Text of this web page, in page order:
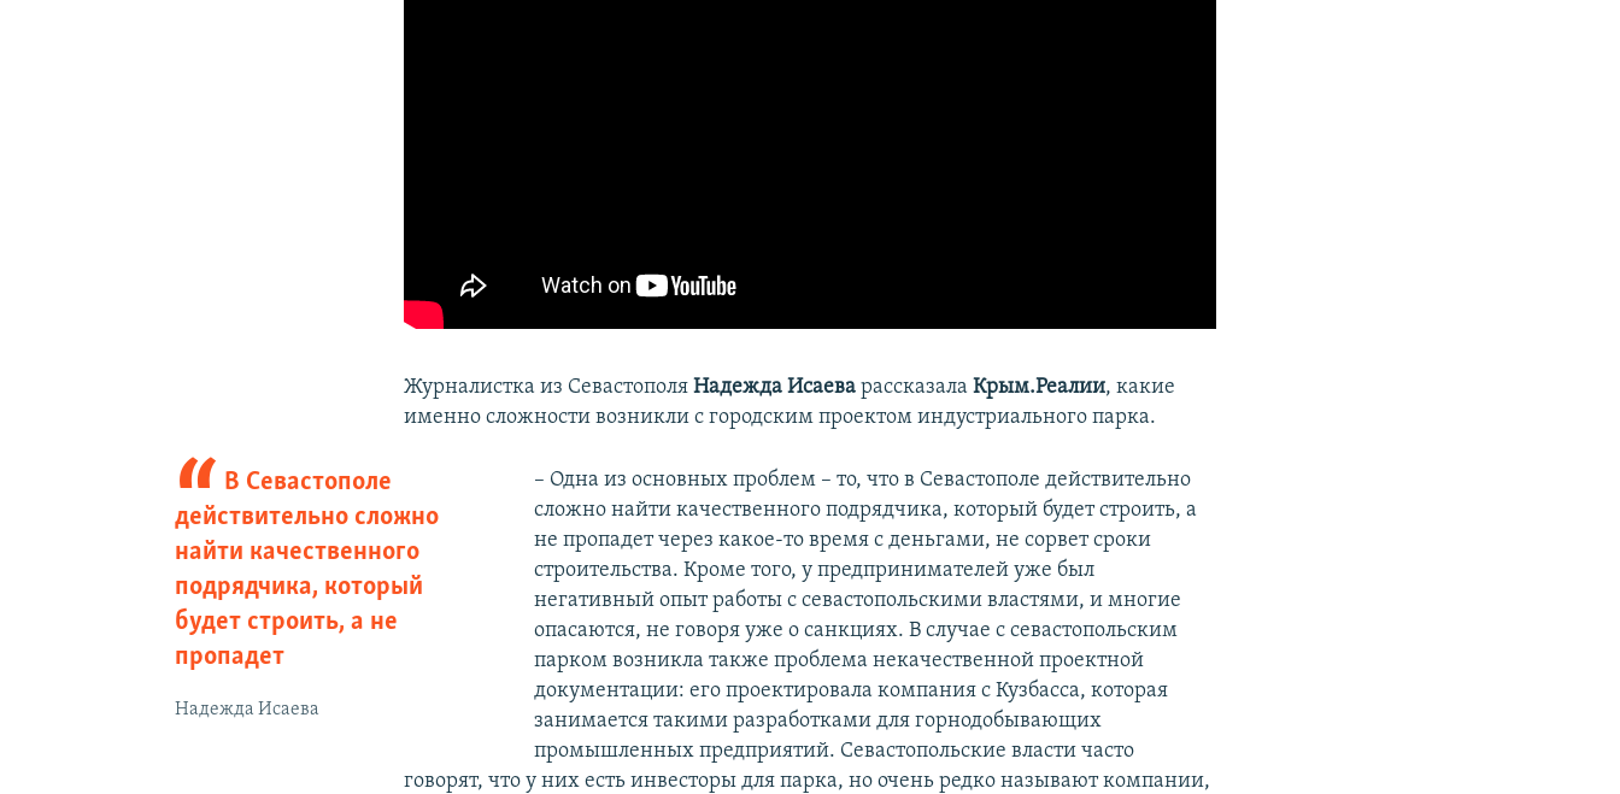
Журналистка из СевастополяНадежда ИсаеварассказалаКрым.Реалии, какие
именно сложности возникли с городским проектом индустриального парка.
В Севастополе
действительно сложно
найти качественного
подрядчика, который
будет строить, а не
пропадет
Надежда Исаева
– Одна из основных проблем – то, что в Севастополе действительно
сложно найти качественного подрядчика, который будет строить, а
не пропадет через какое-то время с деньгами, не сорвет сроки
строительства. Кроме того, у предпринимателей уже был
негативный опыт работы с севастопольскими властями, и многие
опасаются, не говоря уже о санкциях. В случае с севастопольским
парком возникла также проблема некачественной проектной
документации: его проектировала компания с Кузбасса, которая
занимается такими разработками для горнодобывающих
промышленных предприятий. Севастопольские власти часто
говорят, что у них есть инвесторы для парка, но очень редко называют компании,